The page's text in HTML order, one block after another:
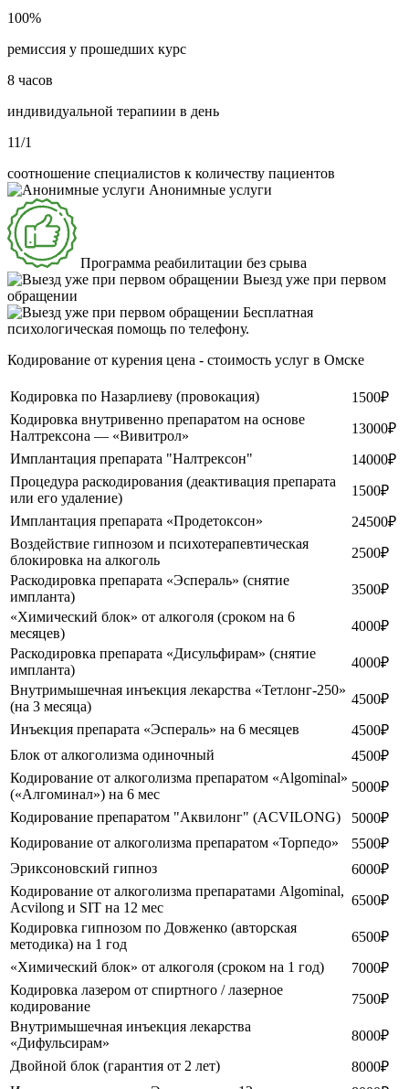
100%
ремиссия у прошедших курс
8 часов
индивидуальной терапиии в день
11/1
соотношение специалистов к количеству пациентов
Анонимные услуги
Программа реабилитации без срыва
Выезд уже при первом
обращении
Бесплатная
психологическая помощь по телефону.
Кодирование от курения цена - стоимость услуг в Омске
Кодировка по Назарлиеву (провокация)
1500₽
Кодировка внутривенно препаратом на основе
Налтрексона — «Вивитрол»
13000₽
Имплантация препарата "Налтрексон"
14000₽
Процедура раскодирования (деактивация препарата
или его удаление)
1500₽
Имплантация препарата «Продетоксон»
24500₽
Воздействие гипнозом и психотерапевтическая
блокировка на алкоголь
2500₽
Раскодировка препарата «Эспераль» (снятие
импланта)
3500₽
«Химический блок» от алкоголя (сроком на 6
месяцев)
4000₽
Раскодировка препарата «Дисульфирам» (снятие
импланта)
4000₽
Внутримышечная инъекция лекарства «Тетлонг-250»
(на 3 месяца)
4500₽
Инъекция препарата «Эспераль» на 6 месяцев
4500₽
Блок от алкоголизма одиночный
4500₽
Кодирование от алкоголизма препаратом «Algominal»
(«Алгоминал») на 6 мес
5000₽
Кодирование препаратом "Аквилонг" (ACVILONG)
5000₽
Кодирование от алкоголизма препаратом «Торпедо»
5500₽
Эриксоновский гипноз
6000₽
Кодирование от алкоголизма препаратами Algominal,
Acvilong и SIT на 12 мес
6500₽
Кодировка гипнозом по Довженко (авторская
методика) на 1 год
6500₽
«Химический блок» от алкоголя (сроком на 1 год)
7000₽
Кодировка лазером от спиртного / лазерное
кодирование
7500₽
Внутримышечная инъекция лекарства
«Дифульсирам»
8000₽
Двойной блок (гарантия от 2 лет)
8000₽